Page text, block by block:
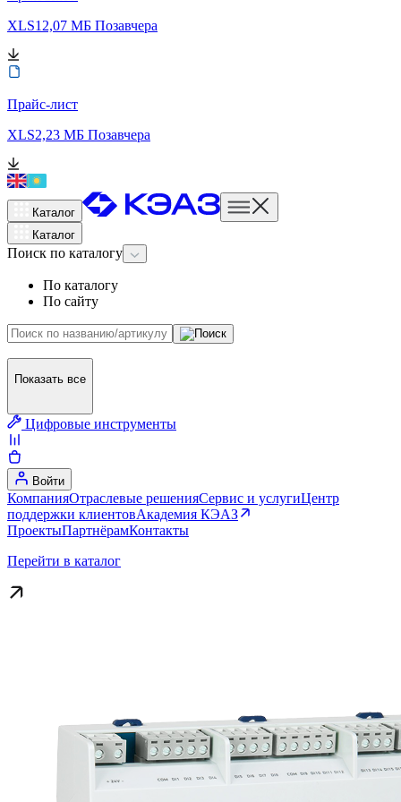
XLS12,07 МБ Позавчера
Прайс-лист
XLS2,23 МБ Позавчера
Каталог
Каталог
Поиск по каталогу
По каталогу
По сайту
Показать все
Цифровые инструменты
Войти
КомпанияОтраслевые решенияСервис и услугиЦентр
поддержки клиентовАкадемия КЭАЗ
ПроектыПартнёрамКонтакты
Перейти в каталог